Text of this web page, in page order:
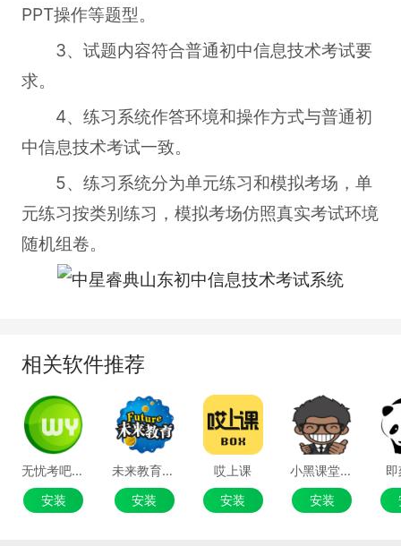
PPT操作等题型。
3、试题内容符合普通初中信息技术考试要
求。
4、练习系统作答环境和操作方式与普通初
中信息技术考试一致。
5、练习系统分为单元练习和模拟考场，单
元练习按类别练习，模拟考场仿照真实考试环境
随机组卷。
相关软件推荐
无忧考吧计算机二级MS模拟软件
安装
未来教育考试系统
安装
哎上课
安装
小黑课堂考试系统
安装